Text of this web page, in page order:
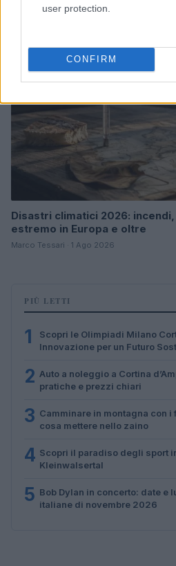
user protection.
CONFIRM
Disastri climatici 2026:
estremo in Europa e oltre
Marco Tessari · 1 Ago 2026
PIÙ LETTI
1
Scopri le Olimpiadi Milano
Innovazione per un Futuro
2 Auto a noleggio a Cortina
pratiche e prezzi chiari
3 Camminare in montagna con
cosa mettere nello zaino
4 Scopri il paradiso degli sport
Kleinwalsertal
5 Bob Dylan in concerto: date e
italiane di novembre 2026